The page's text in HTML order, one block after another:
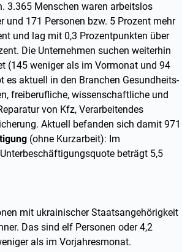
3.365 Menschen waren arbeitslos
und 171 Personen bzw. 5 Prozent mehr
und lag mit 0,3 Prozentpunkten über
Die Unternehmen suchen weiterhin
(145 weniger als im Vormonat und 94
aktuell in den Branchen Gesundheits-
freiberufliche, wissenschaftliche und
von Kfz, Verarbeitendes
Aktuell befanden sich damit 971
(ohne Kurzarbeit): Im
beträgt 5,5
mit ukrainischer Staatsangehörigkeit
Das sind elf Personen oder 4,2
als im Vorjahresmonat.